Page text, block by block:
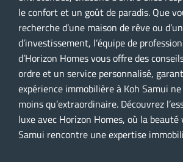
le confort et un goût de paradis. Que
recherche d’une maison de rêve ou
d’investissement, l’équipe de
d’Horizon Homes vous offre des
ordre et un service personnalisé,
expérience immobilière à Koh Samui
moins qu’extraordinaire. Découvrez
luxe avec Horizon Homes, où la
Samui rencontre une expertise